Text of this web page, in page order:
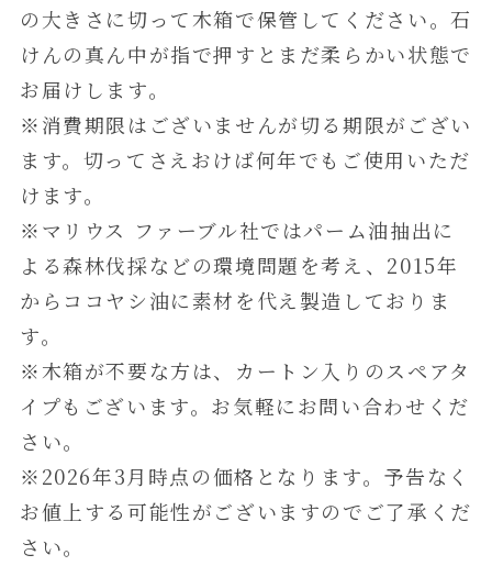
の大きさに切って木箱で保管してください。石
けんの真ん中が指で押すとまだ柔らかい状態で
お届けします。
※消費期限はございませんが切る期限がござい
ます。切ってさえおけば何年でもご使用いただ
けます。
※マリウス ファーブル社ではパーム油抽出に
よる森林伐採などの環境問題を考え、2015年
からココヤシ油に素材を代え製造しておりま
す。
※木箱が不要な方は、カートン入りのスペアタ
イプもございます。お気軽にお問い合わせくだ
さい。
※2026年3月時点の価格となります。予告なく
お値上する可能性がございますのでご了承くだ
さい。